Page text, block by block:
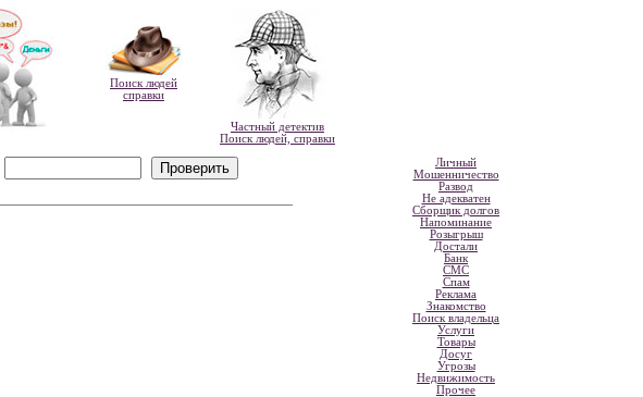
Поиск людей
справки
Частный детектив
Поиск людей, справки
Личный
Мошенничество
Развод
Не адекватен
Сборщик долгов
Напоминание
Розыгрыш
Достали
Банк
СМС
Спам
Реклама
Знакомство
Поиск владельца
Услуги
Товары
Досуг
Угрозы
Недвижимость
Прочее